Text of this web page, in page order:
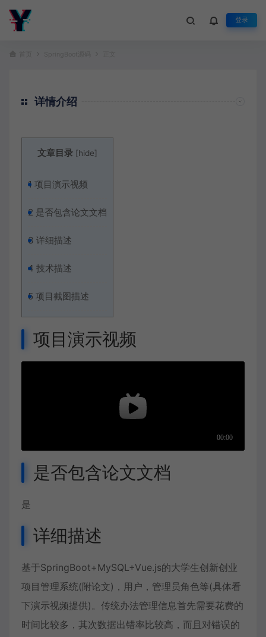
登录
详情介绍
文章目录 [hide]
1 项目演示视频
2 是否包含论文文档
3 详细描述
4 技术描述
5 项目截图描述
项目演示视频
是否包含论文文档
是
详细描述
基于SpringBoot+MySQL+Vue.js的大学生创新创业
项目管理系统(附论文)，用户，管理员角色等(具体看
下演示视频提供)。传统办法管理信息首先需要花费的
时间比较多，其次数据出错率比较高，而且对错误的